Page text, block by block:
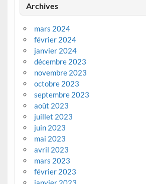
Archives
mars 2024
février 2024
janvier 2024
décembre 2023
novembre 2023
octobre 2023
septembre 2023
août 2023
juillet 2023
juin 2023
mai 2023
avril 2023
mars 2023
février 2023